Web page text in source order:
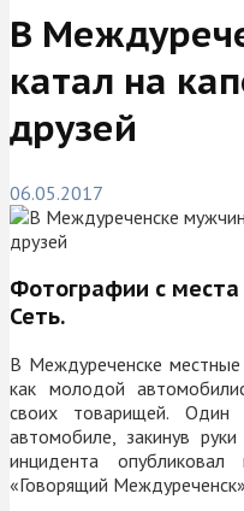
В
катал на
друзей
06.05.2017
Фотографии с
Сеть.
В Междуреченске местные
как молодой
своих товарищей.
автомобиле, закинув
инцидента
«Говорящий